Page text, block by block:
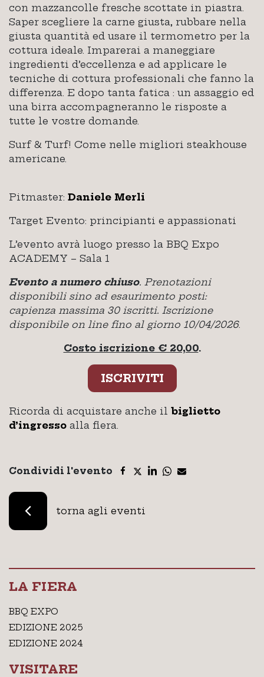
con mazzancolle fresche scottate in piastra.
Saper scegliere la carne giusta, rubbare nella
giusta quantità ed usare il termometro per la
cottura ideale. Imparerai a maneggiare
ingredienti d’eccellenza e ad applicare le
tecniche di cottura professionali che fanno la
differenza. E dopo tanta fatica : un assaggio ed
una birra accompagneranno le risposte a
tutte le vostre domande.
Surf & Turf! Come nelle migliori steakhouse
americane.
Pitmaster: Daniele Merli
Target Evento: principianti e appassionati
L’evento avrà luogo presso la BBQ Expo
ACADEMY – Sala 1
Evento a numero chiuso. Prenotazioni
disponibili sino ad esaurimento posti:
capienza massima 30 iscritti. Iscrizione
disponibile on line fino al giorno 10/04/2026.
Costo iscrizione € 20,00.
ISCRIVITI
Ricorda di acquistare anche il biglietto
d’ingresso alla fiera.
Condividi l'evento
torna agli eventi
LA FIERA
BBQ EXPO
EDIZIONE 2025
EDIZIONE 2024
VISITARE